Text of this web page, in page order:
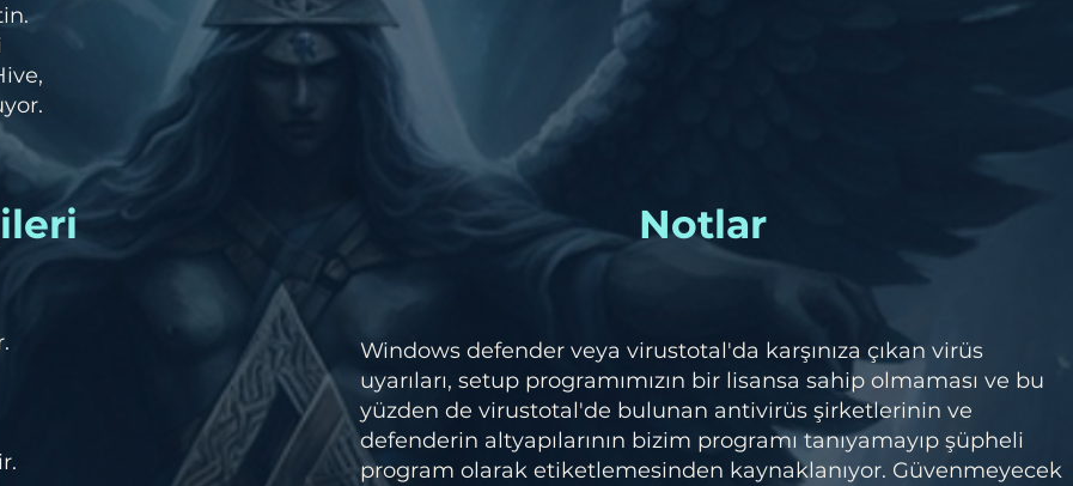
Notlar
Windows defender veya virustotal'da karşınıza çıkan virüs
uyarıları, setup programımızın bir lisansa sahip olmaması ve bu
yüzden de virustotal'de bulunan antivirüs şirketlerinin ve
defenderin altyapılarının bizim programı tanıyamayıp şüpheli
program olarak etiketlemesinden kaynaklanıyor. Güvenmeyecek